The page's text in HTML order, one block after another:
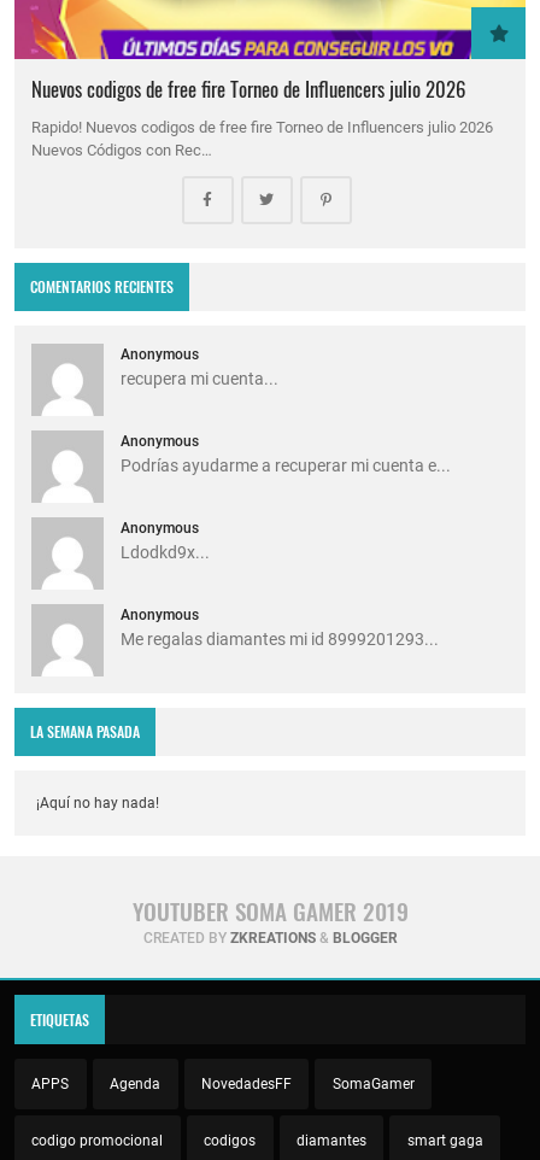
Nuevos codigos de free fire Torneo de Influencers julio 2026
Rapido! Nuevos codigos de free fire Torneo de Influencers julio 2026
Nuevos Códigos con Rec…
COMENTARIOS RECIENTES
Anonymous
recupera mi cuenta...
Anonymous
Podrías ayudarme a recuperar mi cuenta e...
Anonymous
Ldodkd9x...
Anonymous
Me regalas diamantes mi id 8999201293...
LA SEMANA PASADA
¡Aquí no hay nada!
YOUTUBER SOMA GAMER 2019
CREATED BY ZKREATIONS& BLOGGER
ETIQUETAS
APPS Agenda NovedadesFF SomaGamer
codigo promocional codigos diamantes smart gaga